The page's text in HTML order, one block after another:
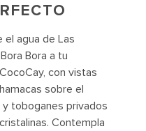
el agua de Las
Bora a tu
con vistas
sobre el
y toboganes privados
Contempla